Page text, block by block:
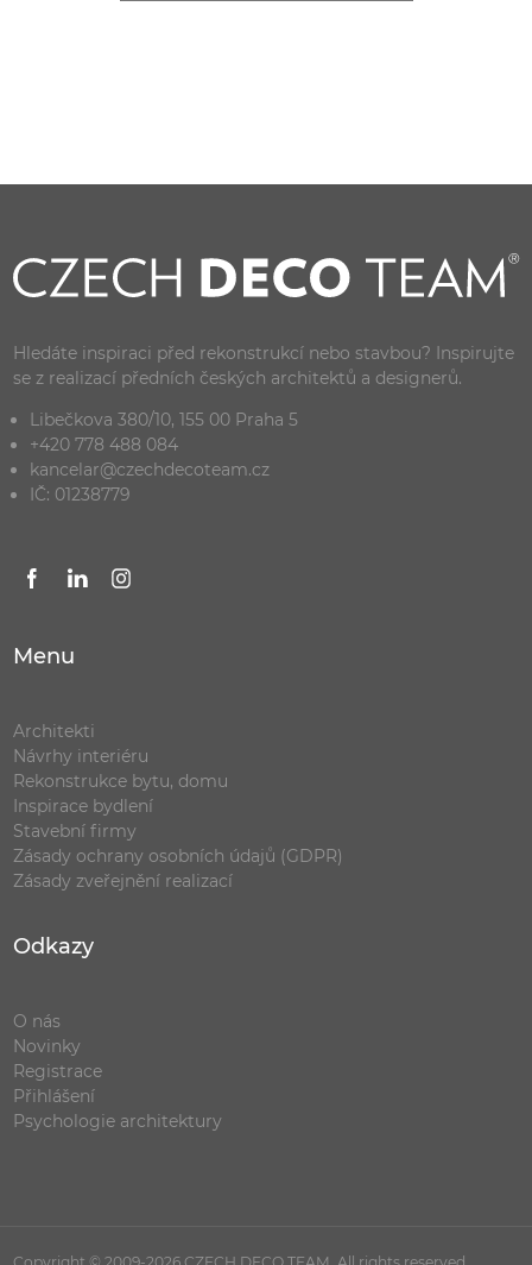
Hledáte inspiraci před rekonstrukcí nebo stavbou? Inspirujte
se z realizací předních českých architektů a designerů.
Libečkova 380/10, 155 00 Praha 5
+420 778 488 084
kancelar@czechdecoteam.cz
IČ: 01238779
Menu
Architekti
Návrhy interiéru
Rekonstrukce bytu, domu
Inspirace bydlení
Stavební firmy
Zásady ochrany osobních údajů (GDPR)
Zásady zveřejnění realizací
Odkazy
O nás
Novinky
Registrace
Přihlášení
Psychologie architektury